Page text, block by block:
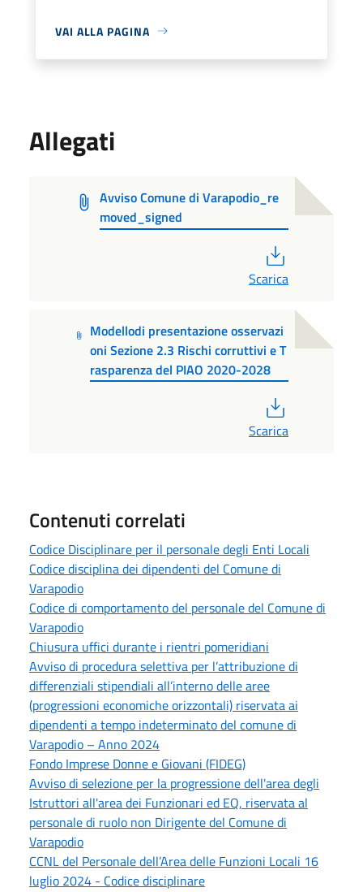
VAI ALLA PAGINA
Allegati
Avviso Comune di Varapodio_re
moved_signed
Scarica
Modellodi presentazione osservazi
oni Sezione 2.3 Rischi corruttivi e T
rasparenza del PIAO 2020-2028
Scarica
Contenuti correlati
Codice Disciplinare per il personale degli Enti Locali
Codice disciplina dei dipendenti del Comune di
Varapodio
Codice di comportamento del personale del Comune di
Varapodio
Chiusura uffici durante i rientri pomeridiani
Avviso di procedura selettiva per l’attribuzione di
differenziali stipendiali all’interno delle aree
(progressioni economiche orizzontali) riservata ai
dipendenti a tempo indeterminato del comune di
Varapodio – Anno 2024
Fondo Imprese Donne e Giovani (FIDEG)
Avviso di selezione per la progressione dell'area degli
Istruttori all'area dei Funzionari ed EQ, riservata al
personale di ruolo non Dirigente del Comune di
Varapodio
CCNL del Personale dell’Area delle Funzioni Locali 16
luglio 2024 - Codice disciplinare